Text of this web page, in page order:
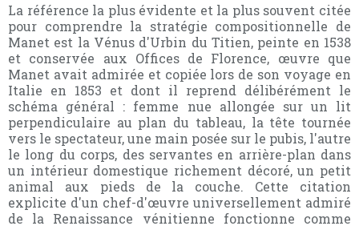
La référence la plus évidente et la plus souvent citée
pour comprendre la stratégie compositionnelle de
Manet est la Vénus d'Urbin du Titien, peinte en 1538
et conservée aux Offices de Florence, œuvre que
Manet avait admirée et copiée lors de son voyage en
Italie en 1853 et dont il reprend délibérément le
schéma général : femme nue allongée sur un lit
perpendiculaire au plan du tableau, la tête tournée
vers le spectateur, une main posée sur le pubis, l'autre
le long du corps, des servantes en arrière-plan dans
un intérieur domestique richement décoré, un petit
animal aux pieds de la couche. Cette citation
explicite d'un chef-d'œuvre universellement admiré
de la Renaissance vénitienne fonctionne comme